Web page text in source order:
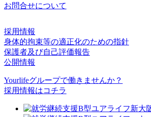
お問合せについて
採用情報
身体的拘束等の適正化のための指針
保護者及び自己評価報告
公開情報
Yourlifeグループで働きませんか？
採用情報はコチラ